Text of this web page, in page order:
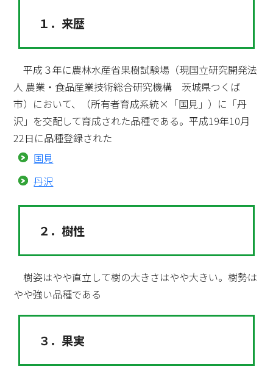
１．来歴
平成３年に農林水産省果樹試験場（現国立研究開発法
人 農業・食品産業技術総合研究機構 茨城県つくば
市）において、（所有者育成系統×「国見」）に「丹
沢」を交配して育成された品種である。平成19年10月
22日に品種登録された
国見
丹沢
２．樹性
樹姿はやや直立して樹の大きさはやや大きい。樹勢は
やや強い品種である
３．果実